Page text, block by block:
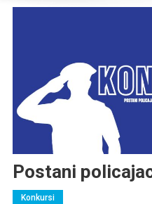
Postani
Konkursi